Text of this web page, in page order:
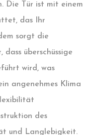
Die Tür ist mit einem
das Ihr
sorgt die
überschüssige
wird, was
angenehmes Klima
des
und Langlebigkeit.